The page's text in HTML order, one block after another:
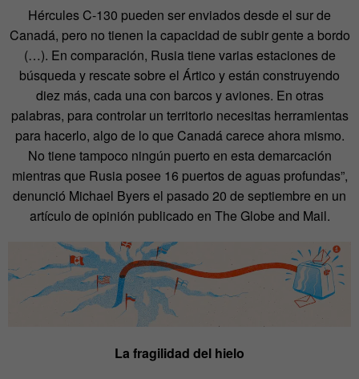
Hércules C-130 pueden ser enviados desde el sur de
Canadá, pero no tienen la capacidad de subir gente a bordo
(…). En comparación, Rusia tiene varias estaciones de
búsqueda y rescate sobre el Ártico y están construyendo
diez más, cada una con barcos y aviones. En otras
palabras, para controlar un territorio necesitas herramientas
para hacerlo, algo de lo que Canadá carece ahora mismo.
No tiene tampoco ningún puerto en esta demarcación
mientras que Rusia posee 16 puertos de aguas profundas”,
denunció Michael Byers el pasado 20 de septiembre en un
artículo de opinión publicado en The Globe and Mail.
La fragilidad del hielo